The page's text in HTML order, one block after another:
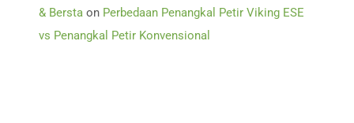
& Bersta on Perbedaan Penangkal Petir Viking ESE
vs Penangkal Petir Konvensional